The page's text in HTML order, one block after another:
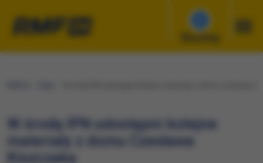
Słuchaj
W środę IPN udostępni kolejne
materiały z domu Czesława
Kiszczaka